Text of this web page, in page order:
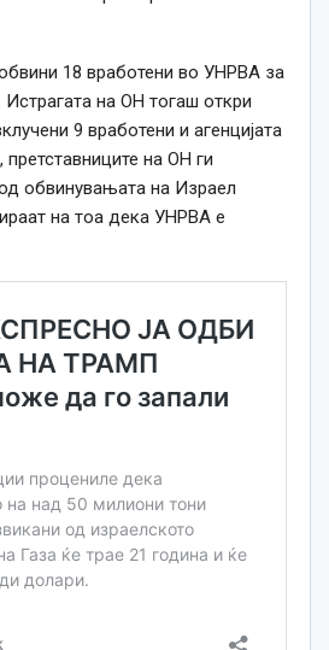
18 вработени во УНРВА за
на ОН тогаш откри
9 вработени и агенцијата
на ОН ги
обвинувањата на Израел
на тоа дека УНРВА е